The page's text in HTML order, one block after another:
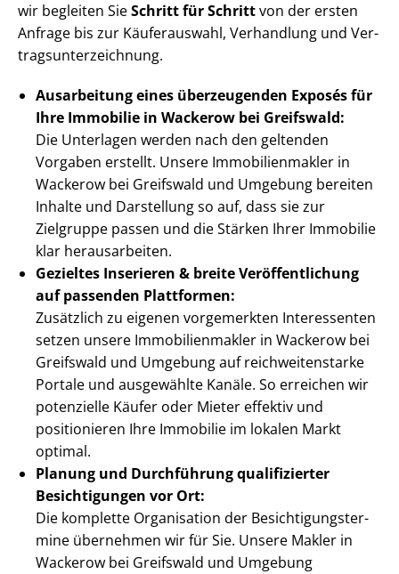
wir begleiten SieSchritt für Schrittvon der ersten
Anfrage bis zur Käuferauswahl, Verhandlung und Ver­
trags­un­ter­zeich­nung.
Ausarbeitung eines überzeugenden Exposés für
Ihre Immobilie in Wackerow bei Greifswald:
Die Unterlagen werden nach den geltenden
Vorgaben erstellt. Unsere Im­mo­bi­li­en­mak­ler in
Wackerow bei Greifswald und Umgebung bereiten
Inhalte und Darstellung so auf, dass sie zur
Zielgruppe passen und die Stärken Ihrer Immobilie
klar herausarbeiten.
Gezieltes Inserieren & breite Ver­öf­fent­li­chung
auf passenden Plattformen:
Zusätzlich zu eigenen vorgemerkten Interessenten
setzen unsere Im­mo­bi­li­en­mak­ler in Wackerow bei
Greifswald und Umgebung auf reich­wei­ten­star­ke
Portale und ausgewählte Kanäle. So erreichen wir
potenzielle Käufer oder Mieter effektiv und
positionieren Ihre Immobilie im lokalen Markt
optimal.
Planung und Durchführung qualifizierter
Besichtigungen vor Ort:
Die komplette Organisation der Be­sich­ti­gungs­ter­
mi­ne übernehmen wir für Sie. Unsere Makler in
Wackerow bei Greifswald und Umgebung